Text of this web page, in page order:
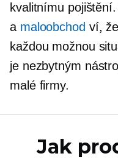
kvalitnímu
a maloobchod ví,
každou možnou
je nezbytným
malé firmy.
Jak